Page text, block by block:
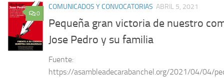
0
COMUNICADOS Y CONVOCATORIAS ABRIL 5, 2021
Pequeña gran victoria de nuestro
Jose Pedro y su familia
Fuente:
https://asambleadecarabanchel.org/2021/04/04/